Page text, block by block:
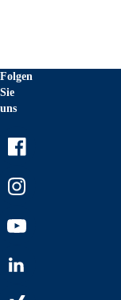
Folgen
Sie
uns
Youtube